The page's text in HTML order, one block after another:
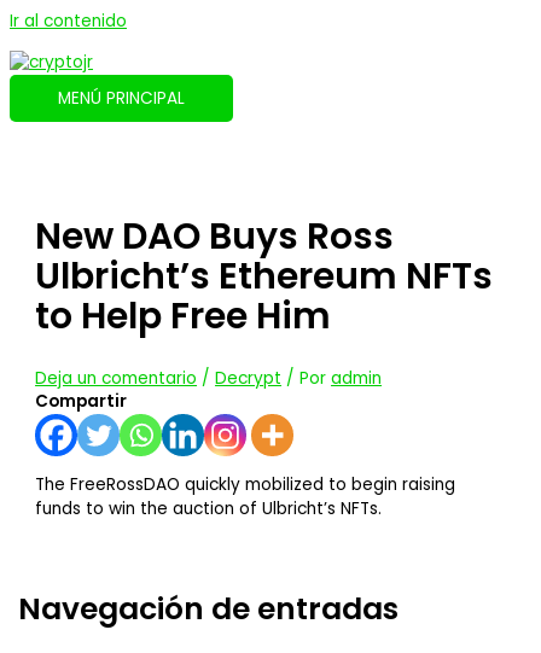
Ir al contenido
MENÚ PRINCIPAL
New DAO Buys Ross
Ulbricht’s Ethereum NFTs
to Help Free Him
Deja un comentario /Decrypt / Poradmin
Compartir
The FreeRossDAO quickly mobilized to begin raising
funds to win the auction of Ulbricht’s NFTs.
Navegación de entradas